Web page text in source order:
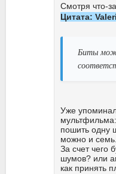
Смотря что-
Цитата:
Биты
Уже упоминал
пошить одну
можно и
За счет чего
шумов? или
как принять